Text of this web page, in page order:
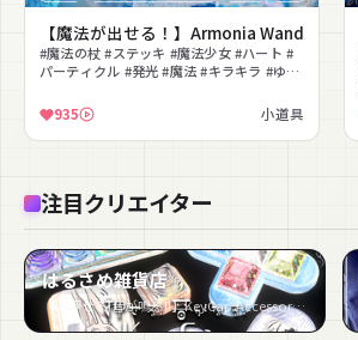
【魔法が出せる！】Armonia Wand
#魔法の杖 #ステッキ #魔法少女 #ハート #
パーティクル #発光 #魔法 #キラキラ #ゆめ
935
小道具
注目クリエイター
はるさめ雑貨店
『【押せる!音が鳴る!!】KeyCap Accessory』など6件